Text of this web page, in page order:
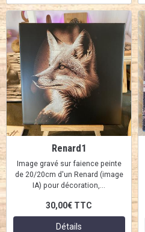
Renard1
Image gravé sur faience peinte
de 20/20cm d'un Renard (image
IA) pour décoration,...
30,00€ TTC
Détails